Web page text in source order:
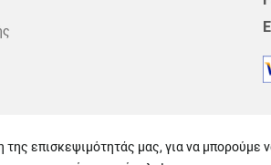
επισκεψιμότητάς μας, για να μπορούμε